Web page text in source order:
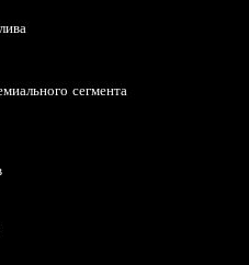
сегмента